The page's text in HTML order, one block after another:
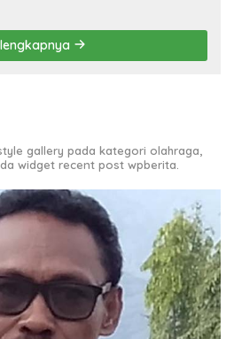
gallery pada kategori olahraga,
widget recent post wpberita.